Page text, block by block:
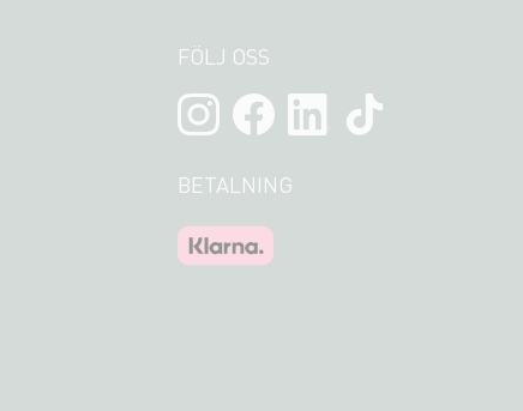
FÖLJ OSS
BETALNING